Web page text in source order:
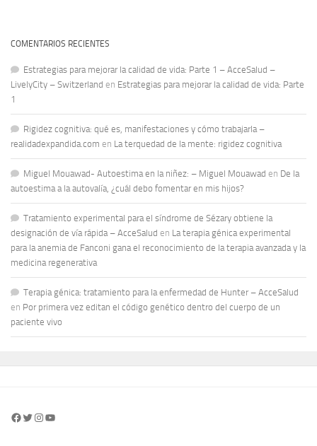
COMENTARIOS RECIENTES
Estrategias para mejorar la calidad de vida: Parte 1 – AcceSalud –
LivelyCity – Switzerland en Estrategias para mejorar la calidad de vida: Parte
1
Rigidez cognitiva: qué es, manifestaciones y cómo trabajarla –
realidadexpandida.com en La terquedad de la mente: rigidez cognitiva
Miguel Mouawad- Autoestima en la niñez: – Miguel Mouawad en De la
autoestima a la autovalía, ¿cuál debo fomentar en mis hijos?
Tratamiento experimental para el síndrome de Sézary obtiene la
designación de vía rápida – AcceSalud en La terapia génica experimental
para la anemia de Fanconi gana el reconocimiento de la terapia avanzada y la
medicina regenerativa
Terapia génica: tratamiento para la enfermedad de Hunter – AcceSalud
en Por primera vez editan el código genético dentro del cuerpo de un
paciente vivo
Facebook
Twitter
Instagram
YouTube